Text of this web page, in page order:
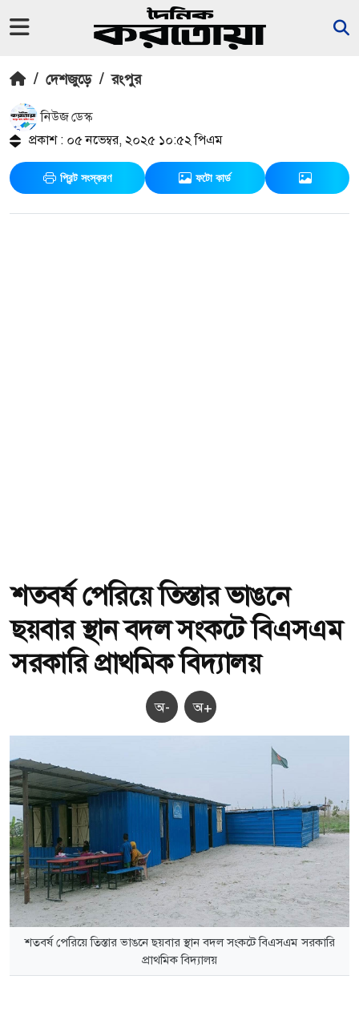
/ দেশজুড়ে / রংপুর
নিউজ ডেস্ক
প্রকাশ : ০৫ নভেম্বর, ২০২৫ ১০:৫২ পিএম
প্রিন্ট সংস্করণ ফটো কার্ড
শতবর্ষ পেরিয়ে তিস্তার ভাঙনে
ছয়বার স্থান বদল সংকটে বিএসএম
সরকারি প্রাথমিক বিদ্যালয়
অ- অ+
শতবর্ষ পেরিয়ে তিস্তার ভাঙনে ছয়বার স্থান বদল সংকটে বিএসএম সরকারি
প্রাথমিক বিদ্যালয়